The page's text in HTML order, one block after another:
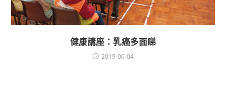
健康講座：乳癌多面睇
2019-06-04